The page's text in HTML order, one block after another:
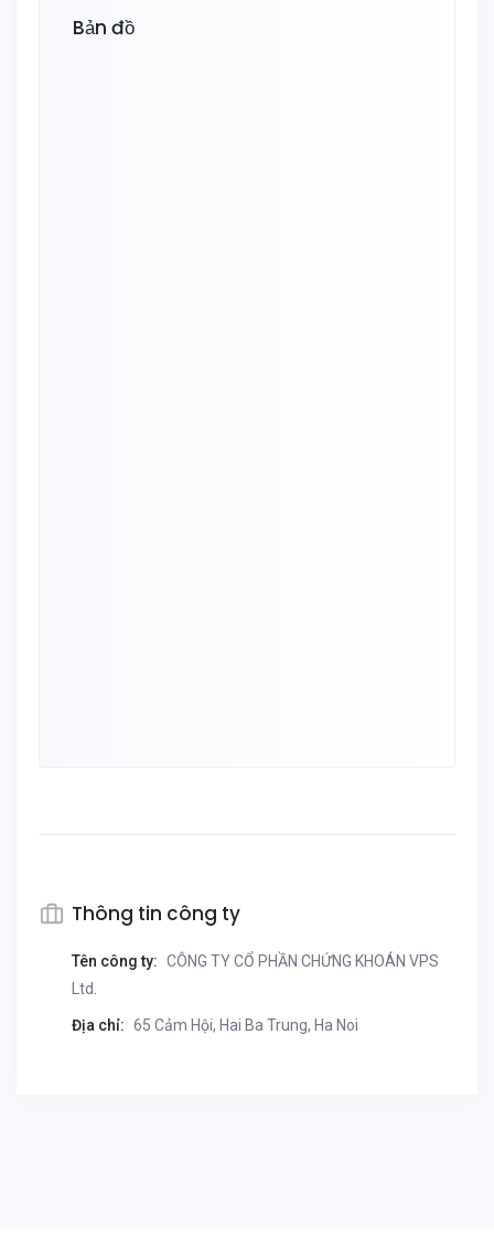
Bản đồ
Thông tin công ty
Tên công ty: CÔNG TY CỔ PHẦN CHỨNG KHOÁN VPS
Ltd.
Địa chỉ: 65 Cảm Hội, Hai Ba Trung, Ha Noi